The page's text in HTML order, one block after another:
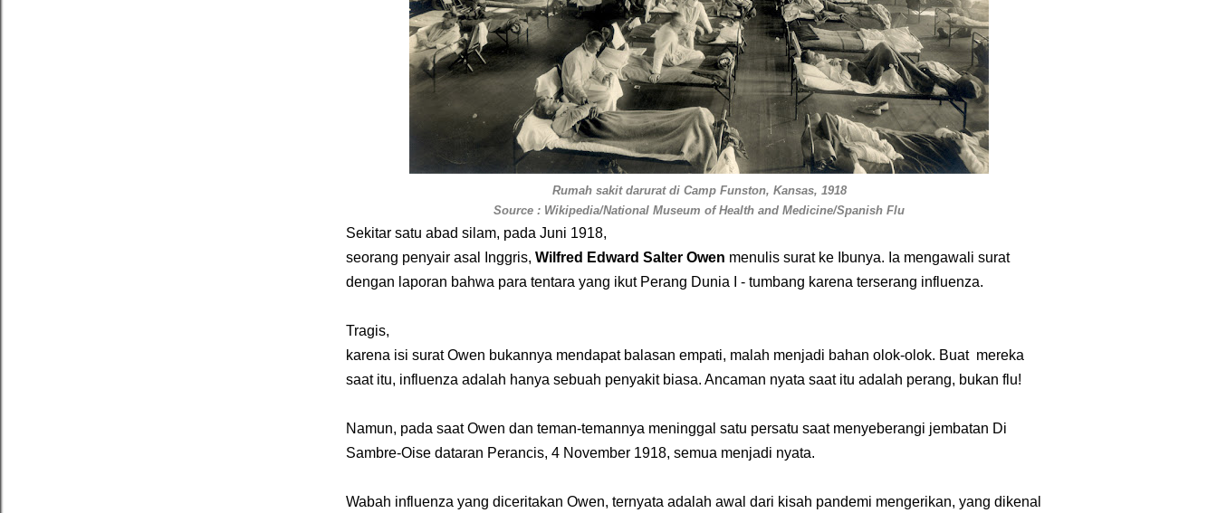
Rumah sakit darurat di Camp Funston, Kansas, 1918
Source : Wikipedia/National Museum of Health and Medicine/Spanish Flu
Sekitar satu abad silam, pada Juni 1918,
seorang penyair asal Inggris, Wilfred Edward Salter Owen menulis surat ke Ibunya. Ia mengawali surat
dengan laporan bahwa para tentara yang ikut Perang Dunia I - tumbang karena terserang influenza.
Tragis,
karena isi surat Owen bukannya mendapat balasan empati, malah menjadi bahan olok-olok. Buat mereka
saat itu, influenza adalah hanya sebuah penyakit biasa. Ancaman nyata saat itu adalah perang, bukan flu!
Namun, pada saat Owen dan teman-temannya meninggal satu persatu saat menyeberangi jembatan Di
Sambre-Oise dataran Perancis, 4 November 1918, semua menjadi nyata.
Wabah influenza yang diceritakan Owen, ternyata adalah awal dari kisah pandemi mengerikan, yang dikenal